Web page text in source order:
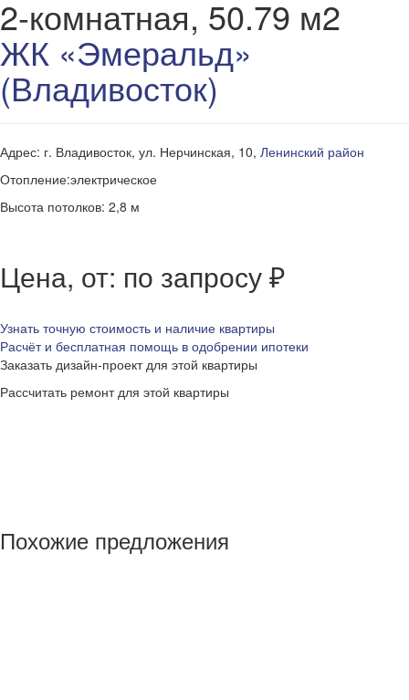
2-комнатная, 50.79 м2
ЖК «Эмеральд»
(Владивосток)
Адрес: г. Владивосток, ул. Нерчинская, 10, Ленинский район
Отопление:электрическое
Высота потолков: 2,8 м
Цена, от: по запросу ₽
Узнать точную стоимость и наличие квартиры
Расчёт и бесплатная помощь в одобрении ипотеки
Заказать дизайн-проект для этой квартиры
Рассчитать ремонт для этой квартиры
Похожие предложения